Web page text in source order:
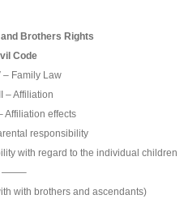
Brothers Rights
Code
– Family Law
– Affiliation
Affiliation effects
responsibility
with regard to the individual children
——–
with brothers and ascendants)